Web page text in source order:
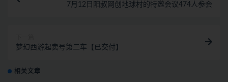
7月12日阳叔网创地球村的特邀会议474人参会
梦幻西游起卖号第二车【已交付】
相关文章